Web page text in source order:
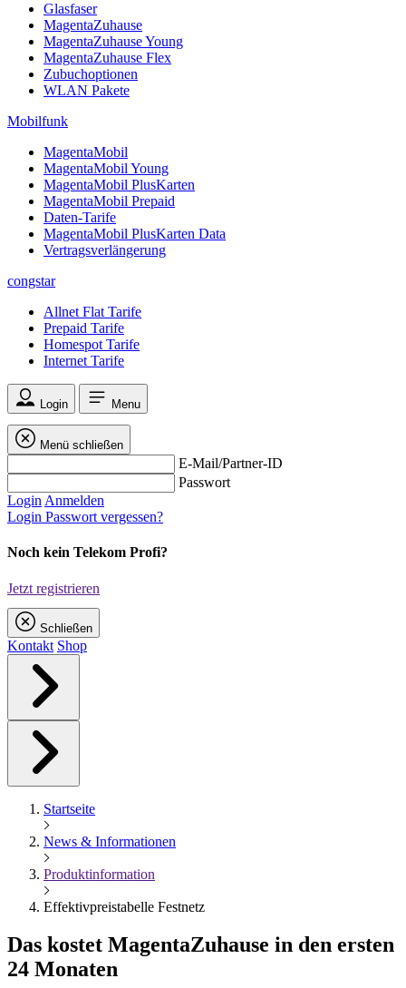
Glasfaser
MagentaZuhause
MagentaZuhause Young
MagentaZuhause Flex
Zubuchoptionen
WLAN Pakete
Mobilfunk
MagentaMobil
MagentaMobil Young
MagentaMobil PlusKarten
MagentaMobil Prepaid
Daten-Tarife
MagentaMobil PlusKarten Data
Vertragsverlängerung
congstar
Allnet Flat Tarife
Prepaid Tarife
Homespot Tarife
Internet Tarife
Login Menu
Menü schließen
E-Mail/Partner-ID
Passwort
Login Anmelden
Login Passwort vergessen?
Noch kein Telekom Profi?
Jetzt registrieren
Schließen
Kontakt Shop
Startseite
News & Informationen
Produktinformation
Effektivpreistabelle Festnetz
Das kostet MagentaZuhause in den ersten
24 Monaten